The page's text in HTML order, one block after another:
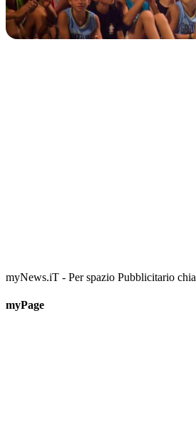
myNews.iT - Per spazio Pubblicitario
myPage